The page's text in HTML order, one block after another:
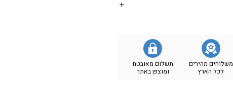
משלוחים מהירים
לכל הארץ
תשלום מאובטח
ומוצפן באתר